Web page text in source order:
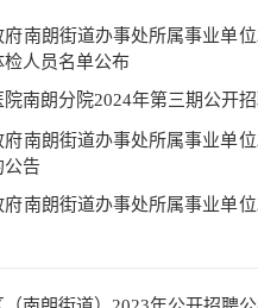
府南朗街道办事处所属事业单
人员名单公布
院南朗分院2024年第三期公开
府南朗街道办事处所属事业单
公告
府南朗街道办事处所属事业单